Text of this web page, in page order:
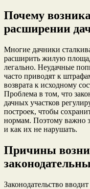
Почему
расширении
Многие дачники
расширить жилую
легально. Неудачные
часто приводят к
возврата к исходному
Проблема в том, что
дачных участков
построек, чтобы
нормам. Поэтому важно
и как их не нарушать.
Причины
Законодательство